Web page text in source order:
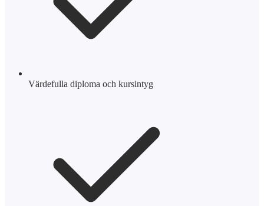
Värdefulla diploma och kursintyg